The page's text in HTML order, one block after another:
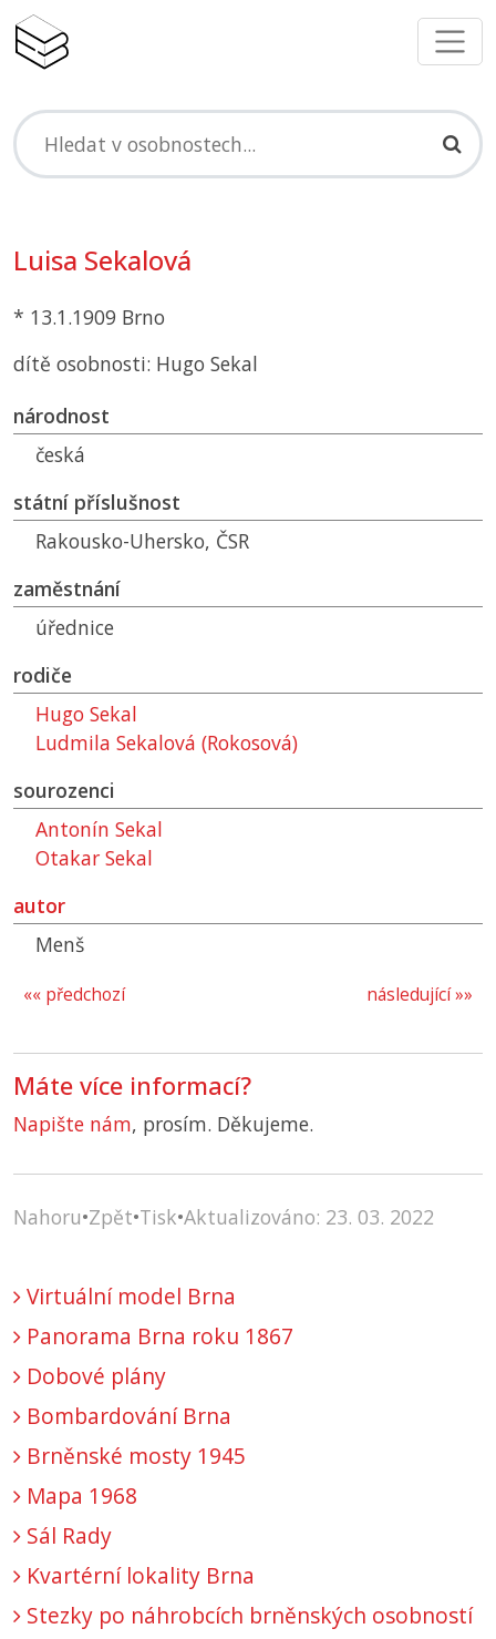
Luisa Sekalová
* 13.1.1909 Brno
dítě osobnosti: Hugo Sekal
národnost
česká
státní příslušnost
Rakousko-Uhersko, ČSR
zaměstnání
úřednice
rodiče
Hugo Sekal
Ludmila Sekalová (Rokosová)
sourozenci
Antonín Sekal
Otakar Sekal
autor
Menš
následující »»
«« předchozí
Máte více informací?
Napište nám, prosím. Děkujeme.
Nahoru•Zpět•Tisk•Aktualizováno: 23. 03. 2022
Virtuální model Brna
Panorama Brna roku 1867
Dobové plány
Bombardování Brna
Brněnské mosty 1945
Mapa 1968
Sál Rady
Kvartérní lokality Brna
Stezky po náhrobcích brněnských osobností